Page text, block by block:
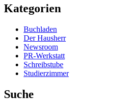
Kategorien
Buchladen
Der Hausherr
Newsroom
PR-Werkstatt
Schreibstube
Studierzimmer
Suche